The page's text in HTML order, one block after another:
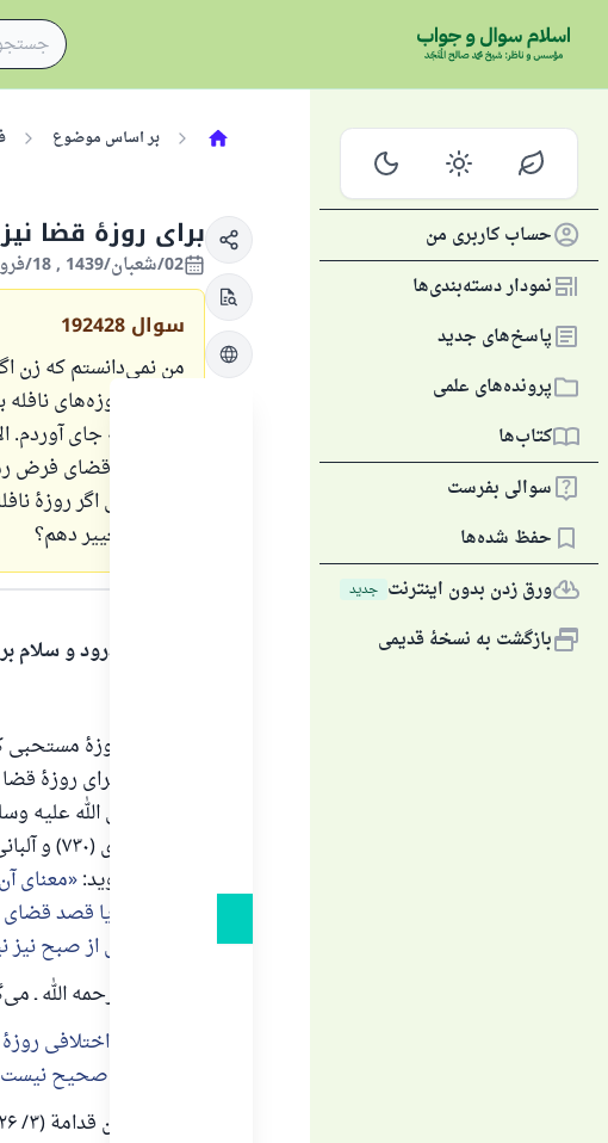
حساب کاربری من
نمودار دسته‌بندی‌ها
پاسخ‌های جدید
پرونده‌های علمی
کتاب‌ها
سوالی بفرست
حفظ شده‌ها
ورق زدن بدون اینترنت جديد
بازگشت به نسخهٔ قدیمی
بر اساس موضوع
برای روزهٔ قضا
02/شعبان/1439 , 18/فروردین/2018
سوال 192428
من نمی‌دانستم که زن
پیش از روزه‌های
رمضان به جای آوردم.
به عنوان قضای
کرد؟ یعنی اگر روزهٔ
رمضان تغییر دهم؟
الحمدلله و درود و سلام
تغییر نیت روزهٔ
نیست؛ زیرا برای روزهٔ
پیامبر ـ صلی الله علیه
روایت ترمذی (۷۳۰) و آلبانی در
روایت می‌گوید: معنای
[روزه] نکند یا قصد
می‌تواند پس از صبح
امام نووی ـ رحمه الله ـ
بدون هیچ اختلافی
در روز باشد صحیح نیست
نگا: مغنی ابن قدامة (۳/ ۲۶).